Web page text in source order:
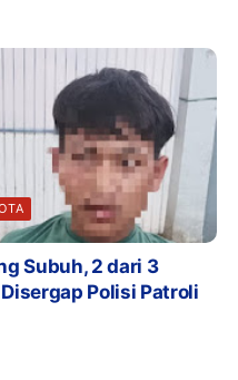
Subuh, 2 dari 3
Polisi Patroli